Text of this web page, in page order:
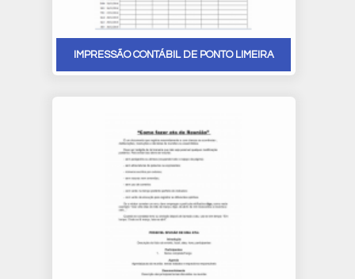
IMPRESSÃO CONTÁBIL DE PONTO LIMEIRA